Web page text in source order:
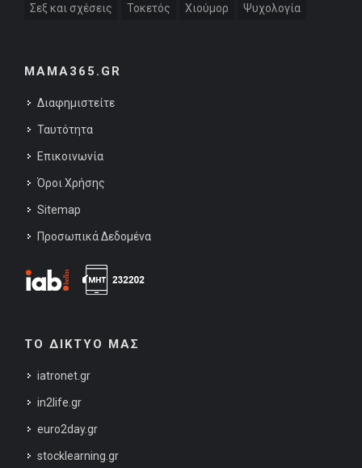
Σεξ και σχέσεις Τοκετός Χιούμορ Ψυχολογία
MAMA365.GR
Διαφημιστείτε
Ταυτότητα
Επικοινωνία
Όροι Χρήσης
Sitemap
Προσωπικά Δεδομένα
ΤΟ ΔΙΚΤΥΟ ΜΑΣ
iatronet.gr
in2life.gr
euro2day.gr
stocklearning.gr